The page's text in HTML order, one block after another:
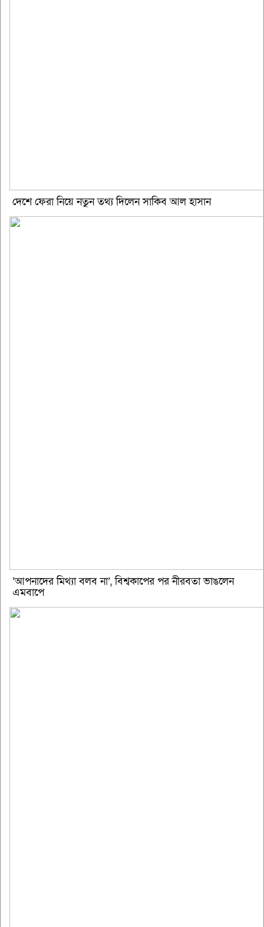
দেশে ফেরা নিয়ে নতুন তথ্য দিলেন সাকিব আল হাসান
‘আপনাদের মিথ্যা বলব না’, বিশ্বকাপের পর নীরবতা ভাঙলেন
এমবাপে